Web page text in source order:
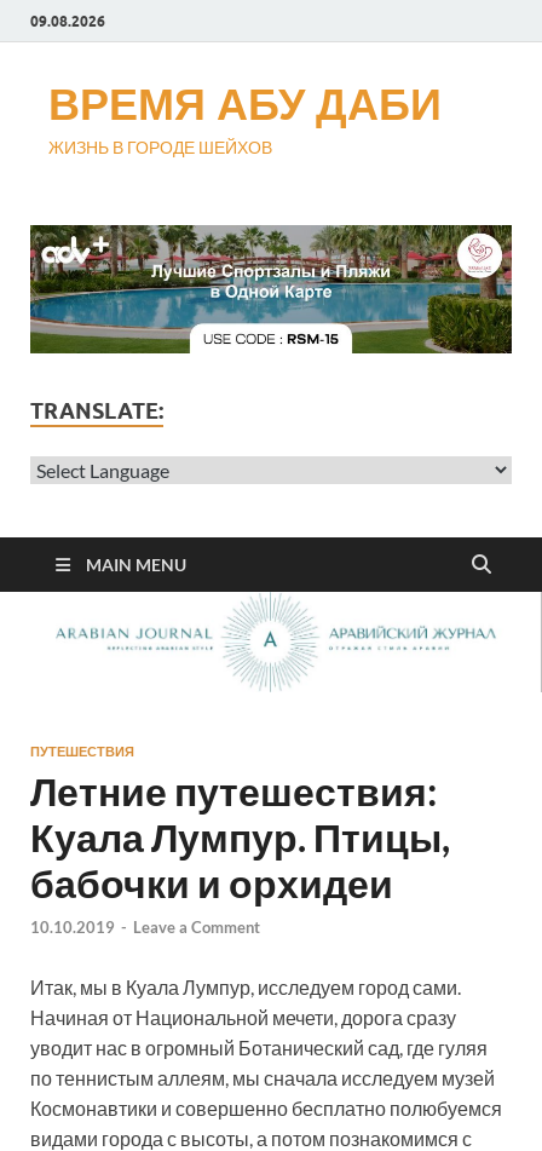
09.08.2026
ВРЕМЯ АБУ ДАБИ
ЖИЗНЬ В ГОРОДЕ ШЕЙХОВ
TRANSLATE:
MAIN MENU
ПУТЕШЕСТВИЯ
Летние путешествия:
Куала Лумпур. Птицы,
бабочки и орхидеи
10.10.2019 - Leave a Comment
Итак, мы в Куала Лумпур, исследуем город сами.
Начиная от Национальной мечети, дорога сразу
уводит нас в огромный Ботанический сад, где гуляя
по теннистым аллеям, мы сначала исследуем музей
Космонавтики и совершенно бесплатно полюбуемся
видами города с высоты, а потом познакомимся с